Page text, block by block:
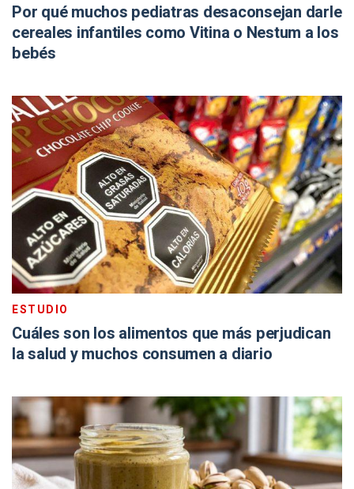
Por qué muchos pediatras desaconsejan darle
cereales infantiles como Vitina o Nestum a los
bebés
ESTUDIO
Cuáles son los alimentos que más perjudican
la salud y muchos consumen a diario